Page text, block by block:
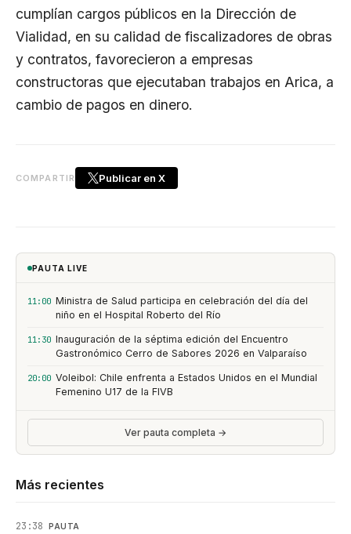
cumplían cargos públicos en la Dirección de
Vialidad, en su calidad de fiscalizadores de obras
y contratos, favorecieron a empresas
constructoras que ejecutaban trabajos en Arica, a
cambio de pagos en dinero.
COMPARTIR Publicar en X
PAUTA LIVE
11:00 Ministra de Salud participa en celebración del día del
niño en el Hospital Roberto del Río
11:30 Inauguración de la séptima edición del Encuentro
Gastronómico Cerro de Sabores 2026 en Valparaíso
20:00 Voleibol: Chile enfrenta a Estados Unidos en el Mundial
Femenino U17 de la FIVB
Ver pauta completa →
Más recientes
23:38 PAUTA